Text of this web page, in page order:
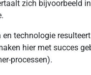
zich bijvoorbeeld
technologie
hier met succes
processen).